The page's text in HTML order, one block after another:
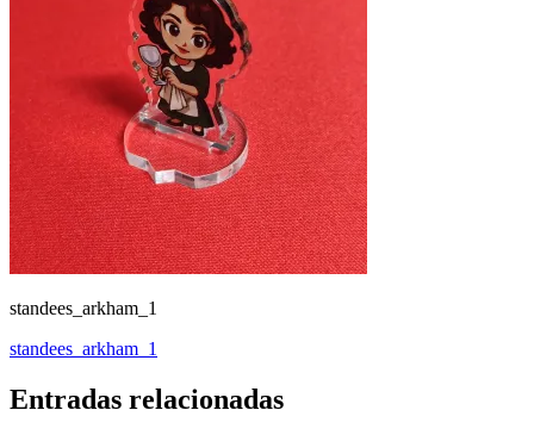
standees_arkham_1
Navegación
de
entradas
standees_arkham_1
Entradas relacionadas